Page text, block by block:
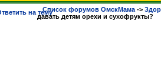
Список форумов ОмскМама ->
давать детям орехи и сухофрукты?